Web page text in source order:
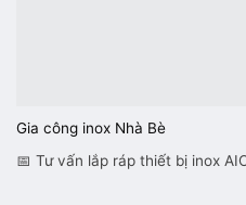
Gia công inox Nhà Bè
📅 Tư vấn lắp ráp thiết bị inox